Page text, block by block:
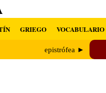
GRIEGO VOCABULARIO
epistrófea ►